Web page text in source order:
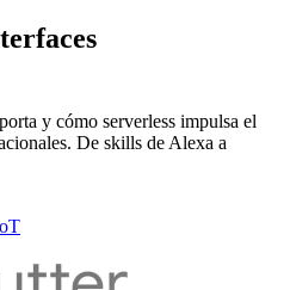
y cómo serverless impulsa el
De skills de Alexa a